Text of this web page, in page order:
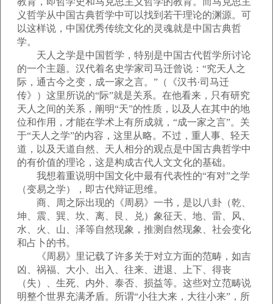
义哲学从中国古典哲学中可以找到若干理论的渊源。可
以这样说，中国优秀传统文化的灵魂就是中国古典哲
学。
天人之学是中国哲学，特别是中国古代哲学所讨论
的一个主题。汉代着名史学家司马迁曾说：“究天人之
际，通古今之变，成一家之言。”（《汉书·司马迁
传》）这里所说的“际”就是关系。在他看来，只有研究
天人之间的关系，阐明“天”的性质，以及人在其中的地
位和作用，才能在学术上有所成就，“成一家之言”。关
于“天人之学”的内容，这里从略。不过，重人事、轻天
道，以及天道自然、天人相分的观点是中国古典哲学中
的有价值的理论，这是构成古代人文文化的基础。
我想着重说明中国文化中最有代表性的“有对”之学
（变易之学），即古代辩证思维。
商、周之际出现的《周易》一书，是以八卦（乾、
坤、震、巽、坎、离、艮、兑）象征天、地、雷、风、
水、火、山、泽等自然现象，推测自然现象、社会变化
和占卜的书。
《周易》里记载了许多关于对立方面的范畴，如吉
凶、祸福、大小、出入、往来、进退、上下、得丧
（失）、生死、内外、泰否、损益等。这些对立范畴说
明整个世界充满矛盾。所谓“小往大来，大往小来”，所